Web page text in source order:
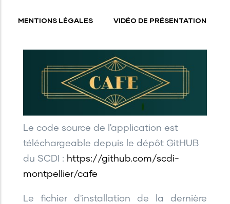
MENTIONS LÉGALES VIDÉO DE PRÉSENTATION
Le code source de l'application est
téléchargeable depuis le dépôt GitHUB
du SCDI : https://github.com/scdi-
montpellier/cafe
Le fichier d'installation de la dernière